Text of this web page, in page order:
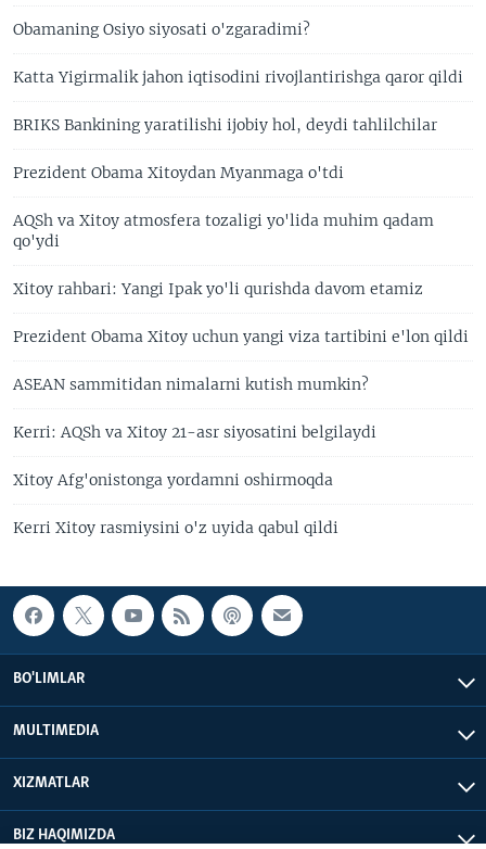
Obamaning Osiyo siyosati o'zgaradimi?
Katta Yigirmalik jahon iqtisodini rivojlantirishga qaror qildi
BRIKS Bankining yaratilishi ijobiy hol, deydi tahlilchilar
Prezident Obama Xitoydan Myanmaga o'tdi
AQSh va Xitoy atmosfera tozaligi yo'lida muhim qadam
qo'ydi
Xitoy rahbari: Yangi Ipak yo'li qurishda davom etamiz
Prezident Obama Xitoy uchun yangi viza tartibini e'lon qildi
ASEAN sammitidan nimalarni kutish mumkin?
Kerri: AQSh va Xitoy 21-asr siyosatini belgilaydi
Xitoy Afg'onistonga yordamni oshirmoqda
Kerri Xitoy rasmiysini o'z uyida qabul qildi
BO'LIMLAR
MULTIMEDIA
XIZMATLAR
BIZ HAQIMIZDA